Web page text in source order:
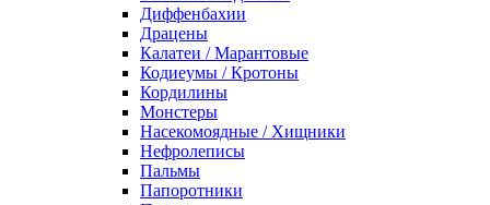
Диффенбахии
Драцены
Калатеи / Марантовые
Кодиеумы / Кротоны
Кордилины
Монстеры
Насекомоядные / Хищники
Нефролеписы
Пальмы
Папоротники